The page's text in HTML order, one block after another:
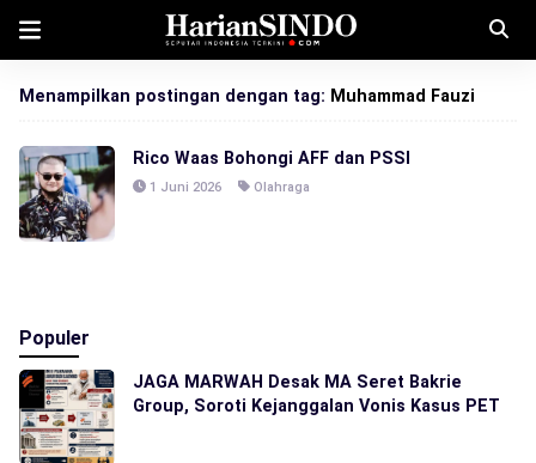
Menampilkan postingan dengan tag: Muhammad Fauzi
Rico Waas Bohongi AFF dan PSSI
1 Juni 2026 Olahraga
Populer
JAGA MARWAH Desak MA Seret Bakrie
Group, Soroti Kejanggalan Vonis Kasus PET